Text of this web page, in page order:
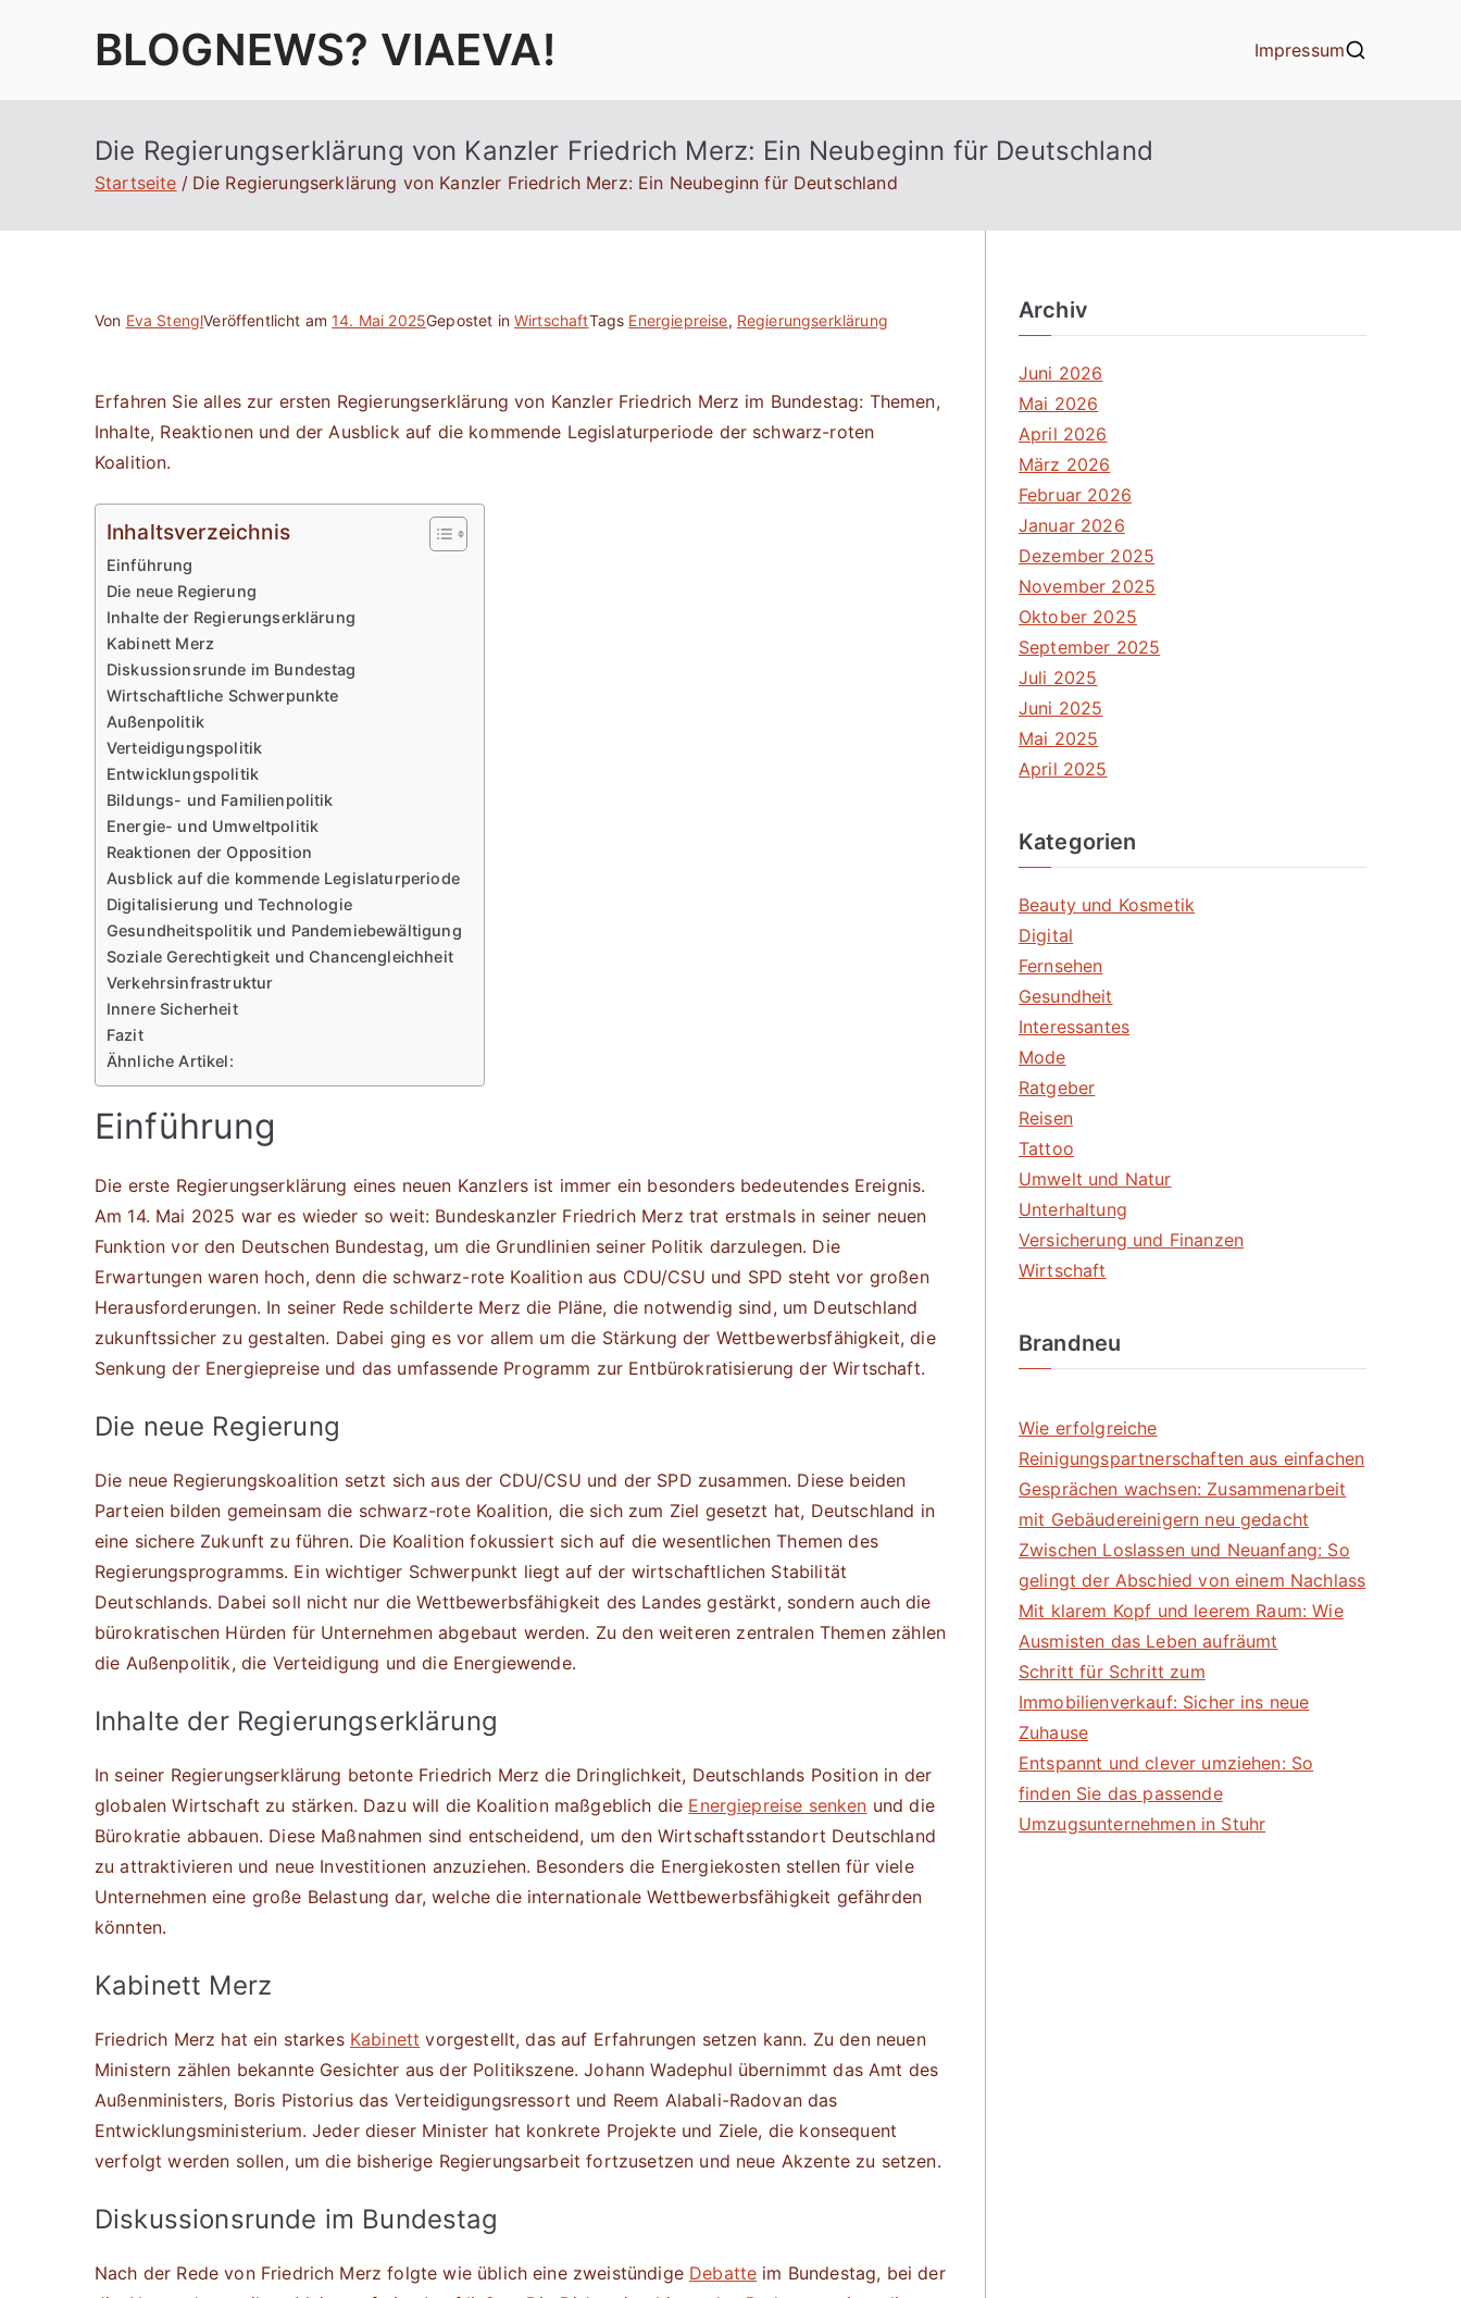
BLOGNEWS? VIAEVA! Impressum
Die Regierungserklärung von Kanzler Friedrich Merz: Ein Neubeginn für Deutschland
Startseite Die Regierungserklärung von Kanzler Friedrich Merz: Ein Neubeginn für Deutschland
Von Eva StenglVeröffentlicht am14. Mai 2025Gepostet in WirtschaftTags Energiepreise, Regierungserklärung
Erfahren Sie alles zur ersten Regierungserklärung von Kanzler Friedrich Merz im Bundestag: Themen,
Inhalte, Reaktionen und der Ausblick auf die kommende Legislaturperiode der schwarz-roten
Koalition.
Inhaltsverzeichnis
Einführung
Die neue Regierung
Inhalte der Regierungserklärung
Kabinett Merz
Diskussionsrunde im Bundestag
Wirtschaftliche Schwerpunkte
Außenpolitik
Verteidigungspolitik
Entwicklungspolitik
Bildungs- und Familienpolitik
Energie- und Umweltpolitik
Reaktionen der Opposition
Ausblick auf die kommende Legislaturperiode
Digitalisierung und Technologie
Gesundheitspolitik und Pandemiebewältigung
Soziale Gerechtigkeit und Chancengleichheit
Verkehrsinfrastruktur
Innere Sicherheit
Fazit
Ähnliche Artikel:
Einführung
Die erste Regierungserklärung eines neuen Kanzlers ist immer ein besonders bedeutendes Ereignis.
Am 14. Mai 2025 war es wieder so weit: Bundeskanzler Friedrich Merz trat erstmals in seiner neuen
Funktion vor den Deutschen Bundestag, um die Grundlinien seiner Politik darzulegen. Die
Erwartungen waren hoch, denn die schwarz-rote Koalition aus CDU/CSU und SPD steht vor großen
Herausforderungen. In seiner Rede schilderte Merz die Pläne, die notwendig sind, um Deutschland
zukunftssicher zu gestalten. Dabei ging es vor allem um die Stärkung der Wettbewerbsfähigkeit, die
Senkung der Energiepreise und das umfassende Programm zur Entbürokratisierung der Wirtschaft.
Die neue Regierung
Die neue Regierungskoalition setzt sich aus der CDU/CSU und der SPD zusammen. Diese beiden
Parteien bilden gemeinsam die schwarz-rote Koalition, die sich zum Ziel gesetzt hat, Deutschland in
eine sichere Zukunft zu führen. Die Koalition fokussiert sich auf die wesentlichen Themen des
Regierungsprogramms. Ein wichtiger Schwerpunkt liegt auf der wirtschaftlichen Stabilität
Deutschlands. Dabei soll nicht nur die Wettbewerbsfähigkeit des Landes gestärkt, sondern auch die
bürokratischen Hürden für Unternehmen abgebaut werden. Zu den weiteren zentralen Themen zählen
die Außenpolitik, die Verteidigung und die Energiewende.
Inhalte der Regierungserklärung
In seiner Regierungserklärung betonte Friedrich Merz die Dringlichkeit, Deutschlands Position in der
globalen Wirtschaft zu stärken. Dazu will die Koalition maßgeblich die Energiepreise senken und die
Bürokratie abbauen. Diese Maßnahmen sind entscheidend, um den Wirtschaftsstandort Deutschland
zu attraktivieren und neue Investitionen anzuziehen. Besonders die Energiekosten stellen für viele
Unternehmen eine große Belastung dar, welche die internationale Wettbewerbsfähigkeit gefährden
könnten.
Kabinett Merz
Friedrich Merz hat ein starkes Kabinett vorgestellt, das auf Erfahrungen setzen kann. Zu den neuen
Ministern zählen bekannte Gesichter aus der Politikszene. Johann Wadephul übernimmt das Amt des
Außenministers, Boris Pistorius das Verteidigungsressort und Reem Alabali-Radovan das
Entwicklungsministerium. Jeder dieser Minister hat konkrete Projekte und Ziele, die konsequent
verfolgt werden sollen, um die bisherige Regierungsarbeit fortzusetzen und neue Akzente zu setzen.
Diskussionsrunde im Bundestag
Nach der Rede von Friedrich Merz folgte wie üblich eine zweistündige Debatte im Bundestag, bei der
Archiv
Juni 2026
Mai 2026
April 2026
März 2026
Februar 2026
Januar 2026
Dezember 2025
November 2025
Oktober 2025
September 2025
Juli 2025
Juni 2025
Mai 2025
April 2025
Kategorien
Beauty und Kosmetik
Digital
Fernsehen
Gesundheit
Interessantes
Mode
Ratgeber
Reisen
Tattoo
Umwelt und Natur
Unterhaltung
Versicherung und Finanzen
Wirtschaft
Brandneu
Wie erfolgreiche
Reinigungspartnerschaften aus einfachen
Gesprächen wachsen: Zusammenarbeit
mit Gebäudereinigern neu gedacht
Zwischen Loslassen und Neuanfang: So
gelingt der Abschied von einem Nachlass
Mit klarem Kopf und leerem Raum: Wie
Ausmisten das Leben aufräumt
Schritt für Schritt zum
Immobilienverkauf: Sicher ins neue
Zuhause
Entspannt und clever umziehen: So
finden Sie das passende
Umzugsunternehmen in Stuhr